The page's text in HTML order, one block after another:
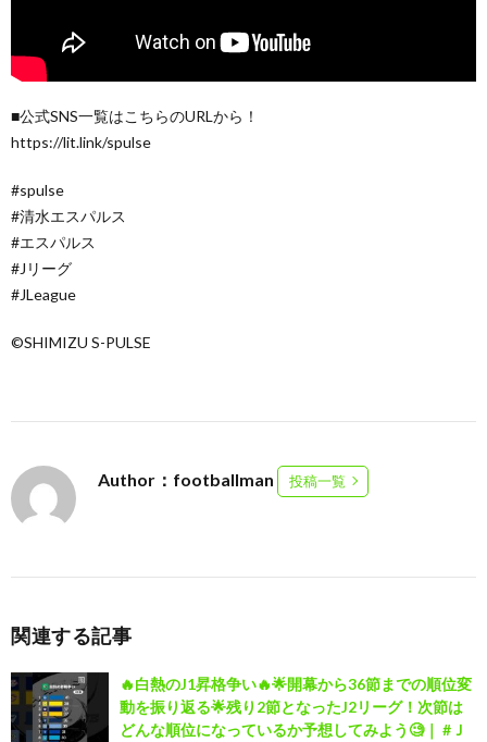
■公式SNS一覧はこちらのURLから！
https://lit.link/spulse
#spulse
#清水エスパルス
#エスパルス
#Jリーグ
#JLeague
©SHIMIZU S-PULSE
Author：footballman 投稿一覧
関連する記事
🔥白熱のJ1昇格争い🔥🌟開幕から36節までの順位変
動を振り返る🌟残り2節となったJ2リーグ！次節は
どんな順位になっているか予想してみよう🧐｜ #Ｊ